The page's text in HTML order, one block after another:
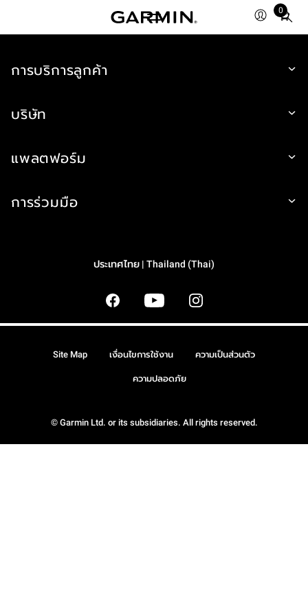
0
Total
items
cart:
การบริการลูกค้า
บริษัท
แพลตฟอร์ม
การร่วมมือ
ประเทศไทย | Thailand (Thai)
© Garmin Ltd. or its subsidiaries. All rights reserved.
Site Map เงื่อนไขการใช้งาน ความเป็นส่วนตัว
ความปลอดภัย